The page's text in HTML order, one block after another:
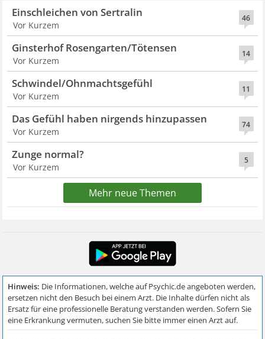
46
Einschleichen von Sertralin
Vor Kurzem
14
Ginsterhof Rosengarten/Tötensen
Vor Kurzem
11
Schwindel/Ohnmachtsgefühl
Vor Kurzem
74
Das Gefühl haben nirgends hinzupassen
Vor Kurzem
5
Zunge normal?
Vor Kurzem
Mehr neue Themen